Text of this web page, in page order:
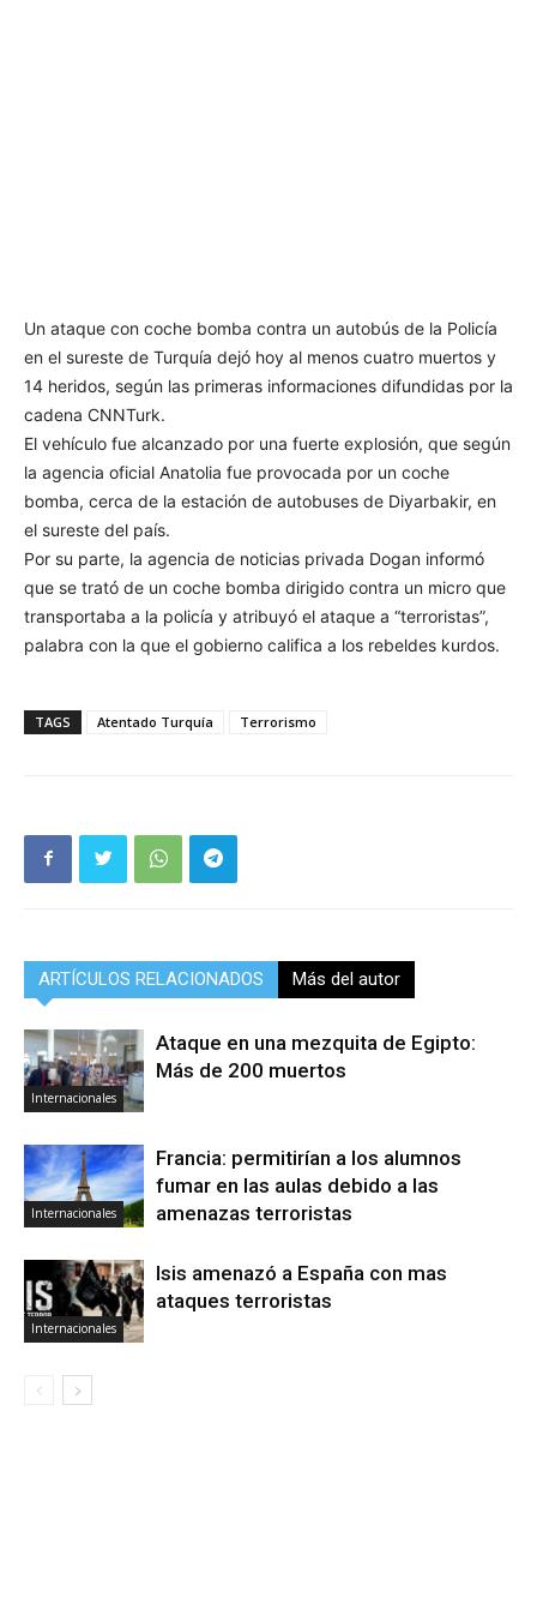
Un ataque con coche bomba contra un autobús de la Policía
en el sureste de Turquía dejó hoy al menos cuatro muertos y
14 heridos, según las primeras informaciones difundidas por la
cadena CNNTurk.
El vehículo fue alcanzado por una fuerte explosión, que según
la agencia oficial Anatolia fue provocada por un coche
bomba, cerca de la estación de autobuses de Diyarbakir, en
el sureste del país.
Por su parte, la agencia de noticias privada Dogan informó
que se trató de un coche bomba dirigido contra un micro que
transportaba a la policía y atribuyó el ataque a “terroristas”,
palabra con la que el gobierno califica a los rebeldes kurdos.
TAGS Atentado Turquía Terrorismo
ARTÍCULOS RELACIONADOS Más del autor
Internacionales
Ataque en una mezquita de Egipto:
Más de 200 muertos
Internacionales
Francia: permitirían a los alumnos
fumar en las aulas debido a las
amenazas terroristas
Internacionales
Isis amenazó a España con mas
ataques terroristas